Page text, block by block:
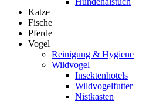
Katze
Fische
Pferde
Vogel
Reinigung & Hygiene
Wildvogel
Insektenhotels
Wildvogelfutter
Nistkasten